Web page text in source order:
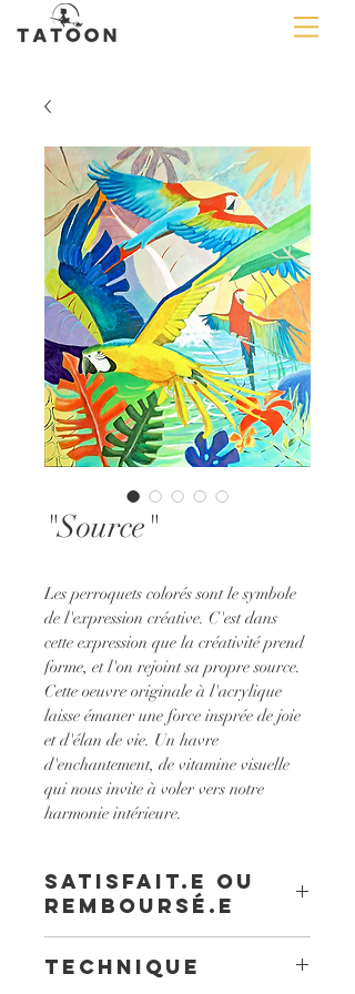
"Source"
Les perroquets colorés sont le symbole
de l'expression créative. C'est dans
cette expression que la créativité prend
forme, et l'on rejoint sa propre source.
Cette oeuvre originale à l'acrylique
laisse émaner une force insprée de joie
et d'élan de vie. Un havre
d'enchantement, de vitamine visuelle
qui nous invite à voler vers notre
harmonie intérieure.
Satisfait.e ou
remboursé.e
votre commande il vous suffit de la
Technique